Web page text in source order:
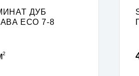
ДУБ
ECO 7-8
2